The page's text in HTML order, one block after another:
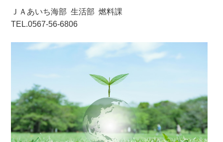
ＪＡあいち海部 生活部 燃料課
TEL.0567-56-6806